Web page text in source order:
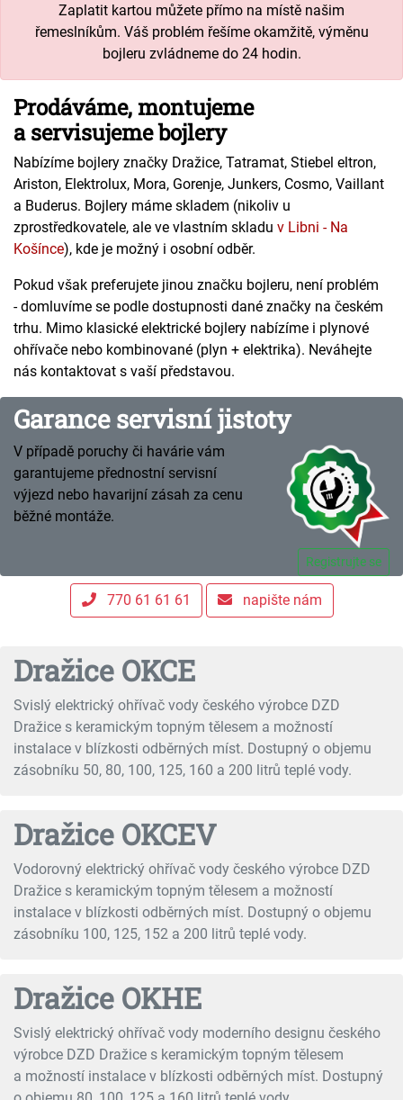
Zaplatit kartou můžete přímo na místě našim
řemeslníkům. Váš problém řešíme okamžitě, výměnu
bojleru zvládneme do 24 hodin.
Prodáváme, montujeme
a servisujeme bojlery
Nabízíme bojlery značky Dražice, Tatramat, Stiebel eltron,
Ariston, Elektrolux, Mora, Gorenje, Junkers, Cosmo, Vaillant
a Buderus. Bojlery máme skladem (nikoliv u
zprostředkovatele, ale ve vlastním skladu v Libni - Na
Košínce), kde je možný i osobní odběr.
Pokud však preferujete jinou značku bojleru, není problém
- domluvíme se podle dostupnosti dané značky na českém
trhu. Mimo klasické elektrické bojlery nabízíme i plynové
ohřívače nebo kombinované (plyn + elektrika). Neváhejte
nás kontaktovat s vaší představou.
Garance servisní jistoty
V případě poruchy či havárie vám
garantujeme přednostní servisní
výjezd nebo havarijní zásah za cenu
běžné montáže.
Registrujte se
770 61 61 61 napište nám
Dražice OKCE
Svislý elektrický ohřívač vody českého výrobce DZD
Dražice s keramickým topným tělesem a možností
instalace v blízkosti odběrných míst. Dostupný o objemu
zásobníku 50, 80, 100, 125, 160 a 200 litrů teplé vody.
Dražice OKCEV
Vodorovný elektrický ohřívač vody českého výrobce DZD
Dražice s keramickým topným tělesem a možností
instalace v blízkosti odběrných míst. Dostupný o objemu
zásobníku 100, 125, 152 a 200 litrů teplé vody.
Dražice OKHE
Svislý elektrický ohřívač vody moderního designu českého
výrobce DZD Dražice s keramickým topným tělesem
a možností instalace v blízkosti odběrných míst. Dostupný